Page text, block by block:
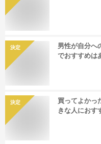
決定
男性が自分へ
でおすすめは
決定
買ってよかっ
きな人におす